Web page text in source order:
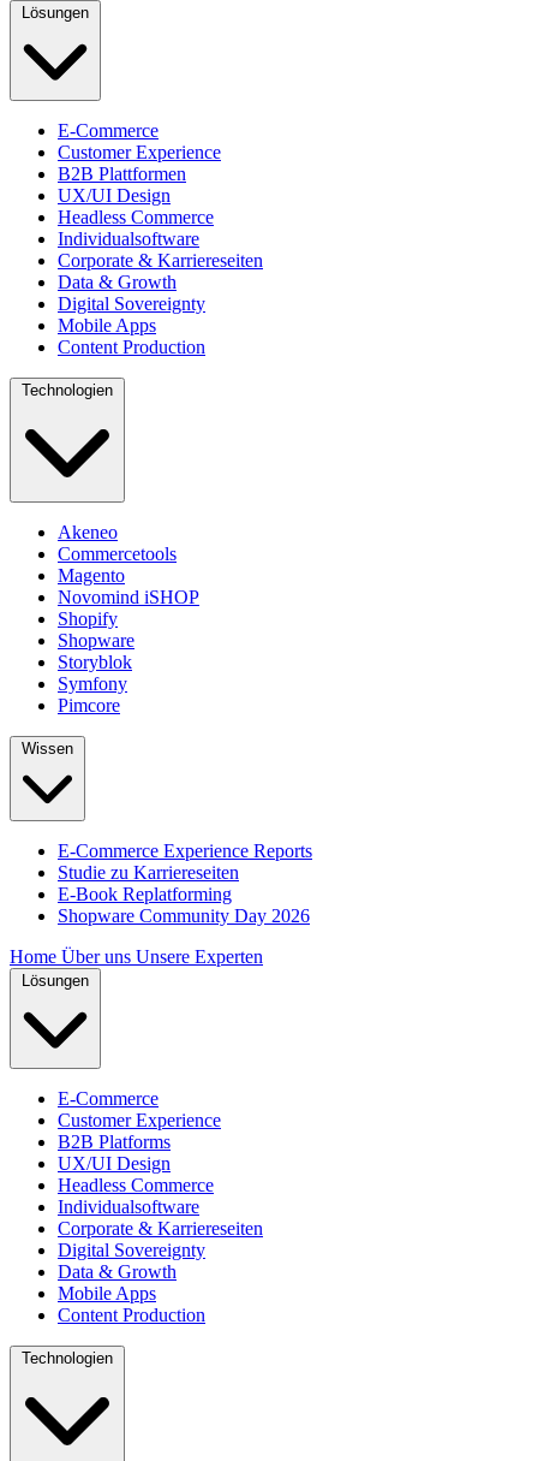
Lösungen
E-Commerce
Customer Experience
B2B Plattformen
UX/UI Design
Headless Commerce
Individualsoftware
Corporate & Karriereseiten
Data & Growth
Digital Sovereignty
Mobile Apps
Content Production
Technologien
Akeneo
Commercetools
Magento
Novomind iSHOP
Shopify
Shopware
Storyblok
Symfony
Pimcore
Wissen
E-Commerce Experience Reports
Studie zu Karriereseiten
E-Book Replatforming
Shopware Community Day 2026
Home Über uns Unsere Experten
Lösungen
E-Commerce
Customer Experience
B2B Platforms
UX/UI Design
Headless Commerce
Individualsoftware
Corporate & Karriereseiten
Digital Sovereignty
Data & Growth
Mobile Apps
Content Production
Technologien